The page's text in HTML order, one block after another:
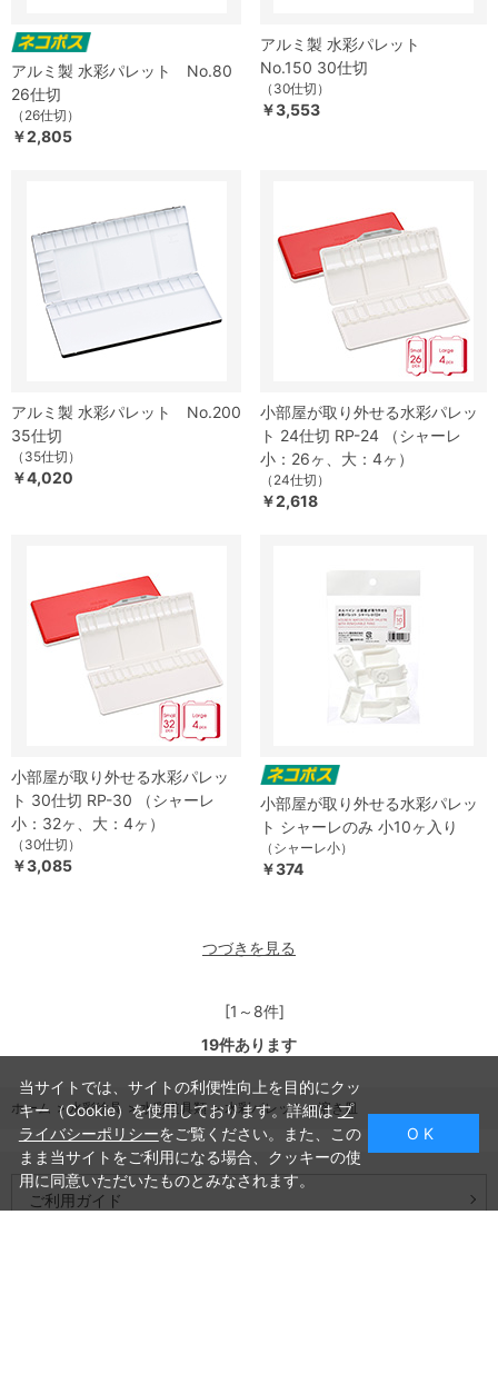
アルミ製 水彩パレット No.80
26仕切
（26仕切）
￥2,805
アルミ製 水彩パレット
No.150 30仕切
（30仕切）
￥3,553
アルミ製 水彩パレット No.200
35仕切
（35仕切）
￥4,020
小部屋が取り外せる水彩パレッ
ト 24仕切 RP-24 （シャーレ
小：26ヶ、大：4ヶ）
（24仕切）
￥2,618
小部屋が取り外せる水彩パレッ
ト 30仕切 RP-30 （シャーレ
小：32ヶ、大：4ヶ）
（30仕切）
￥3,085
小部屋が取り外せる水彩パレッ
ト シャーレのみ 小10ヶ入り
（シャーレ小）
￥374
つづきを見る
[1～8件]
19件あります
ホーム >水彩絵具 >水彩道具類 >水彩パレット・溶き皿
ご利用ガイド
当サイトでは、サイトの利便性向上を目的にクッ
キー（Cookie）を使用しております。詳細はプ
ライバシーポリシーをご覧ください。また、この
まま当サイトをご利用になる場合、クッキーの使
用に同意いただいたものとみなされます。
O K